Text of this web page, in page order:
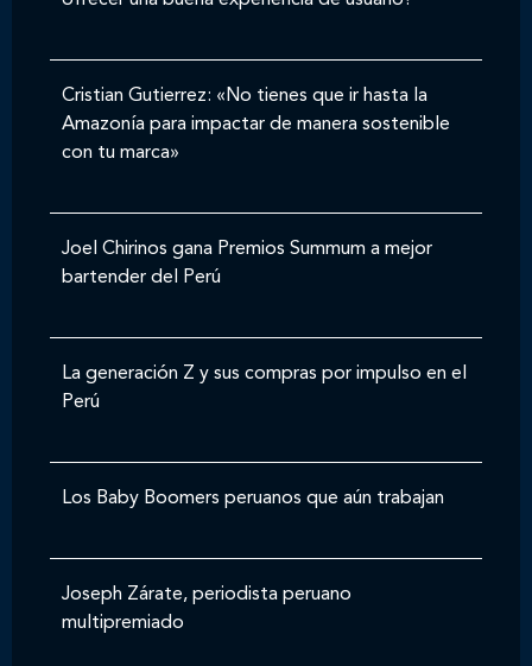
Cristian Gutierrez: «No tienes que ir hasta la
Amazonía para impactar de manera sostenible
con tu marca»
Joel Chirinos gana Premios Summum a mejor
bartender del Perú
La generación Z y sus compras por impulso en el
Perú
Los Baby Boomers peruanos que aún trabajan
Joseph Zárate, periodista peruano
multipremiado